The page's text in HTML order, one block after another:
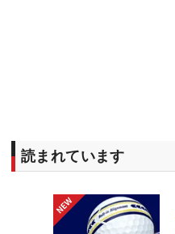
読まれています